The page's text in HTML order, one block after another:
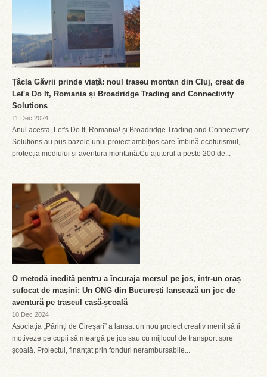
Țâcla Găvrii prinde viață: noul traseu montan din Cluj, creat de
Let's Do It, Romania și Broadridge Trading and Connectivity
Solutions
11 Dec 2024
Anul acesta, Let's Do It, Romania! și Broadridge Trading and Connectivity
Solutions au pus bazele unui proiect ambițios care îmbină ecoturismul,
protecția mediului și aventura montană.Cu ajutorul a peste 200 de...
O metodă inedită pentru a încuraja mersul pe jos, într-un oraș
sufocat de mașini: Un ONG din București lansează un joc de
aventură pe traseul casă-școală
10 Dec 2024
Asociația „Părinți de Cireșari” a lansat un nou proiect creativ menit să îi
motiveze pe copii să meargă pe jos sau cu mijlocul de transport spre
școală. Proiectul, finanțat prin fonduri nerambursabile...